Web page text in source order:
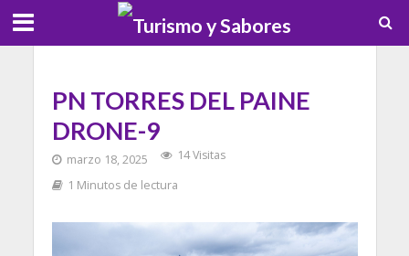
PN TORRES DEL PAINE
DRONE-9
marzo 18, 2025
14 Visitas
1 Minutos de lectura